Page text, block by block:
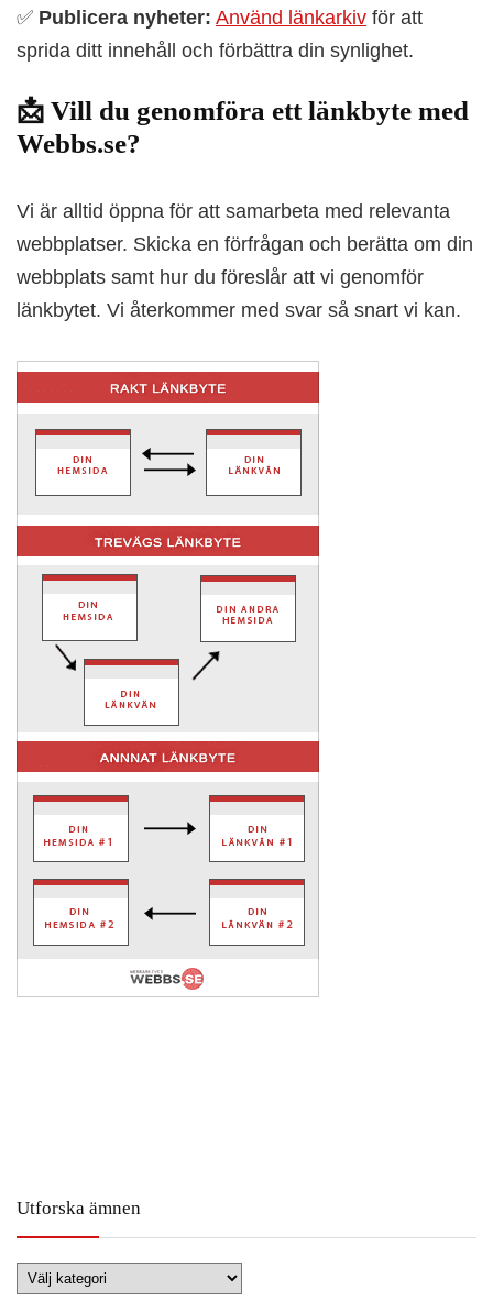
✅ Publicera nyheter: Använd länkarkiv för att
sprida ditt innehåll och förbättra din synlighet.
📩 Vill du genomföra ett länkbyte med
Webbs.se?
Vi är alltid öppna för att samarbeta med relevanta
webbplatser. Skicka en förfrågan och berätta om din
webbplats samt hur du föreslår att vi genomför
länkbytet. Vi återkommer med svar så snart vi kan.
Utforska ämnen
Utforska
ämnen